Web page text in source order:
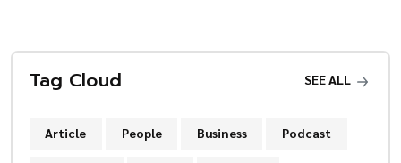
Tag Cloud SEE ALL
Article People Business Podcast